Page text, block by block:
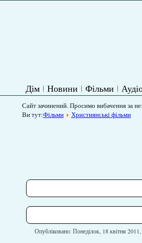
Дім Новини Фільми
Сайт зачинений. Просимо вибачення за
Ви тут:Фільми Християнські фільми
Опубліковано: Понеділок, 18 квітня